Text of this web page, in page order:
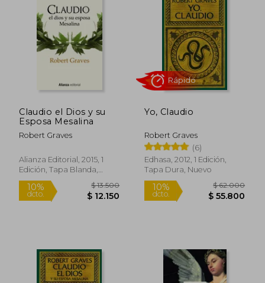
perspectiva poético-antropológica. Estas
obras han sido influyentes en el estudio de
la mitología y la literatura comparada
Claudio el Dios y su
Esposa Mesalina
Robert Graves
Alianza Editorial, 2015, 1
Edición, Tapa Blanda,
Nuevo
10%
dcto. $ 12.150
Yo, Claudio
Robert Graves
(6)
Edhasa, 2012, 1 Edición,
Tapa Dura, Nuevo
10%
dcto.
Rápido